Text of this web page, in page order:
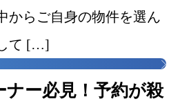
からご自身の物件を選ん
て […]
ナー必見！予約が殺